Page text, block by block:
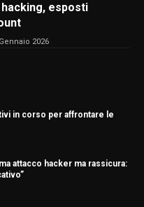
esposti
2026
in corso per affrontare le
attacco hacker ma rassicura: